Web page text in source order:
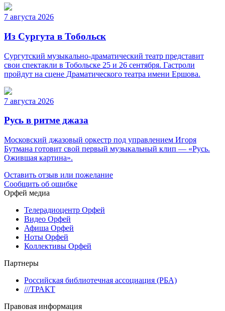
7 августа 2026
Из Сургута в Тобольск
Сургутский музыкально-драматический театр представит
свои спектакли в Тобольске 25 и 26 сентября. Гастроли
пройдут на сцене Драматического театра имени Ершова.
7 августа 2026
Русь в ритме джаза
Московский джазовый оркестр под управлением Игоря
Бутмана готовит свой первый музыкальный клип — «Русь.
Ожившая картина».
Оставить отзыв или пожелание
Сообщить об ошибке
Орфей медиа
Телерадиоцентр Орфей
Видео Орфей
Афиша Орфей
Ноты Орфей
Коллективы Орфей
Партнеры
Российская библиотечная ассоциация (РБА)
///ТРАКТ
Правовая информация